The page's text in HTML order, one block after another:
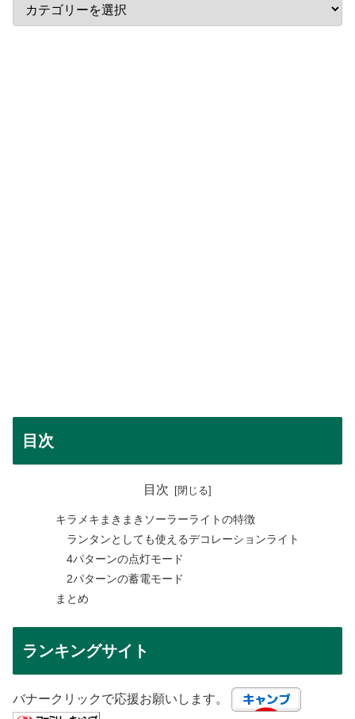
目次
目次
キラメキまきまきソーラーライトの特徴
ランタンとしても使えるデコレーションライト
4パターンの点灯モード
2パターンの蓄電モード
まとめ
ランキングサイト
バナークリックで応援お願いします。